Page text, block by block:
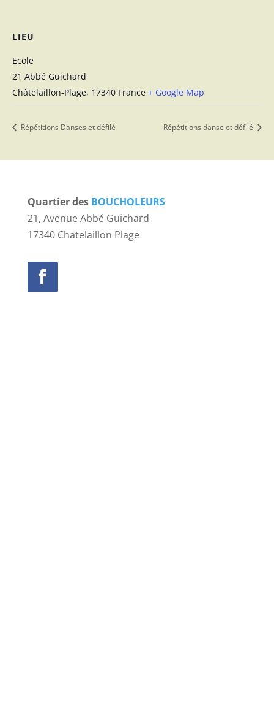
LIEU
Ecole
21 Abbé Guichard
Châtelaillon-Plage, 17340 France + Google Map
Répétitions Danses et défilé Répétitions danse et défilé
Quartier des BOUCHOLEURS
21, Avenue Abbé Guichard
17340 Chatelaillon Plage